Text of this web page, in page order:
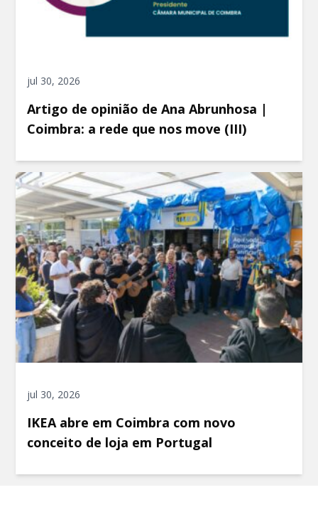
jul 30, 2026
Artigo de opinião de Ana Abrunhosa |
Coimbra: a rede que nos move (III)
jul 30, 2026
IKEA abre em Coimbra com novo
conceito de loja em Portugal